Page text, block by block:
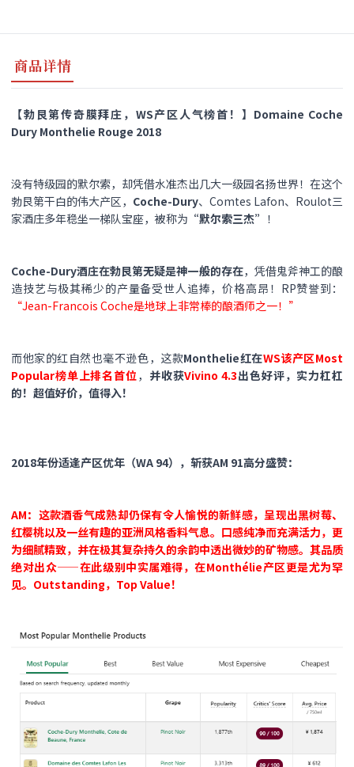
商品详情
【勃艮第传奇膜拜庄，WS产区人气榜首！】Domaine Coche
Dury Monthelie Rouge 2018
没有特级园的默尔索，却凭借水准杰出几大一级园名扬世界！在这个
勃艮第干白的伟大产区， Coche-Dury、Comtes Lafon、Roulot三
家酒庄多年稳坐一梯队宝座，被称为 “默尔索三杰” ！
Coche-Dury酒庄在勃艮第无疑是神一般的存在，凭借鬼斧神工的酿
造技艺与极其稀少的产量备受世人追捧，价格高昂！RP赞誉到：
“Jean-Francois Coche是地球上非常棒的酿酒师之一！”
而他家的红自然也毫不逊色，这款Monthelie红在WS该产区Most
Popular榜单上排名首位 ， 并收获Vivino 4.3出色好评，实力杠杠
的！超值好价，值得入！
2018年份适逢产区优年（WA 94），斩获AM 91高分盛赞：
AM：这款酒香气成熟却仍保有令人愉悦的新鲜感，呈现出黑树莓、
红樱桃以及一丝有趣的亚洲风格香料气息。口感纯净而充满活力，更
为细腻精致，并在极其复杂持久的余韵中透出微妙的矿物感。其品质
绝对出众——在此级别中实属难得，在Monthélie产区更是尤为罕
见。Outstanding，Top Value！